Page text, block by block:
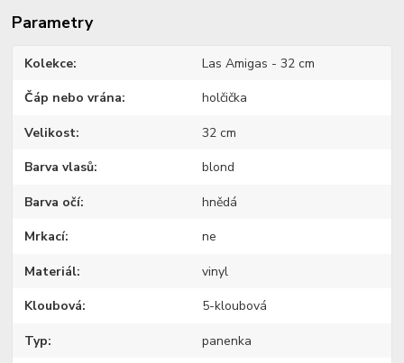
Parametry
Kolekce Las Amigas - 32 cm
Čáp nebo vrána holčička
Velikost 32 cm
Barva vlasů blond
Barva očí hnědá
Mrkací ne
Materiál vinyl
Kloubová 5-kloubová
Typ panenka